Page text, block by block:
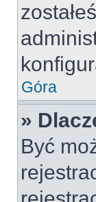
Góra
»
Być